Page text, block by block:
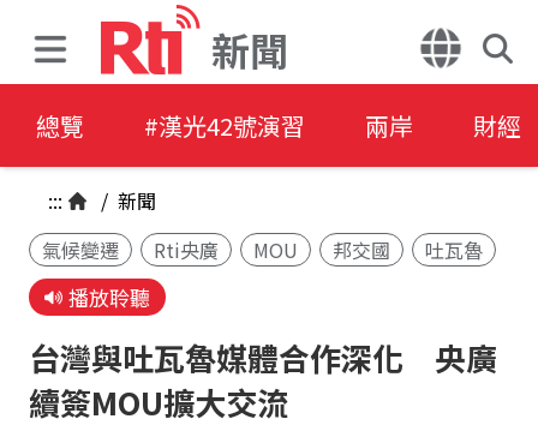
新聞
總覽 #漢光42號演習 兩岸 財經
::: / 新聞
氣候變遷
Rti央廣 MOU 邦交國 吐瓦魯
播放聆聽
台灣與吐瓦魯媒體合作深化 央廣
續簽MOU擴大交流